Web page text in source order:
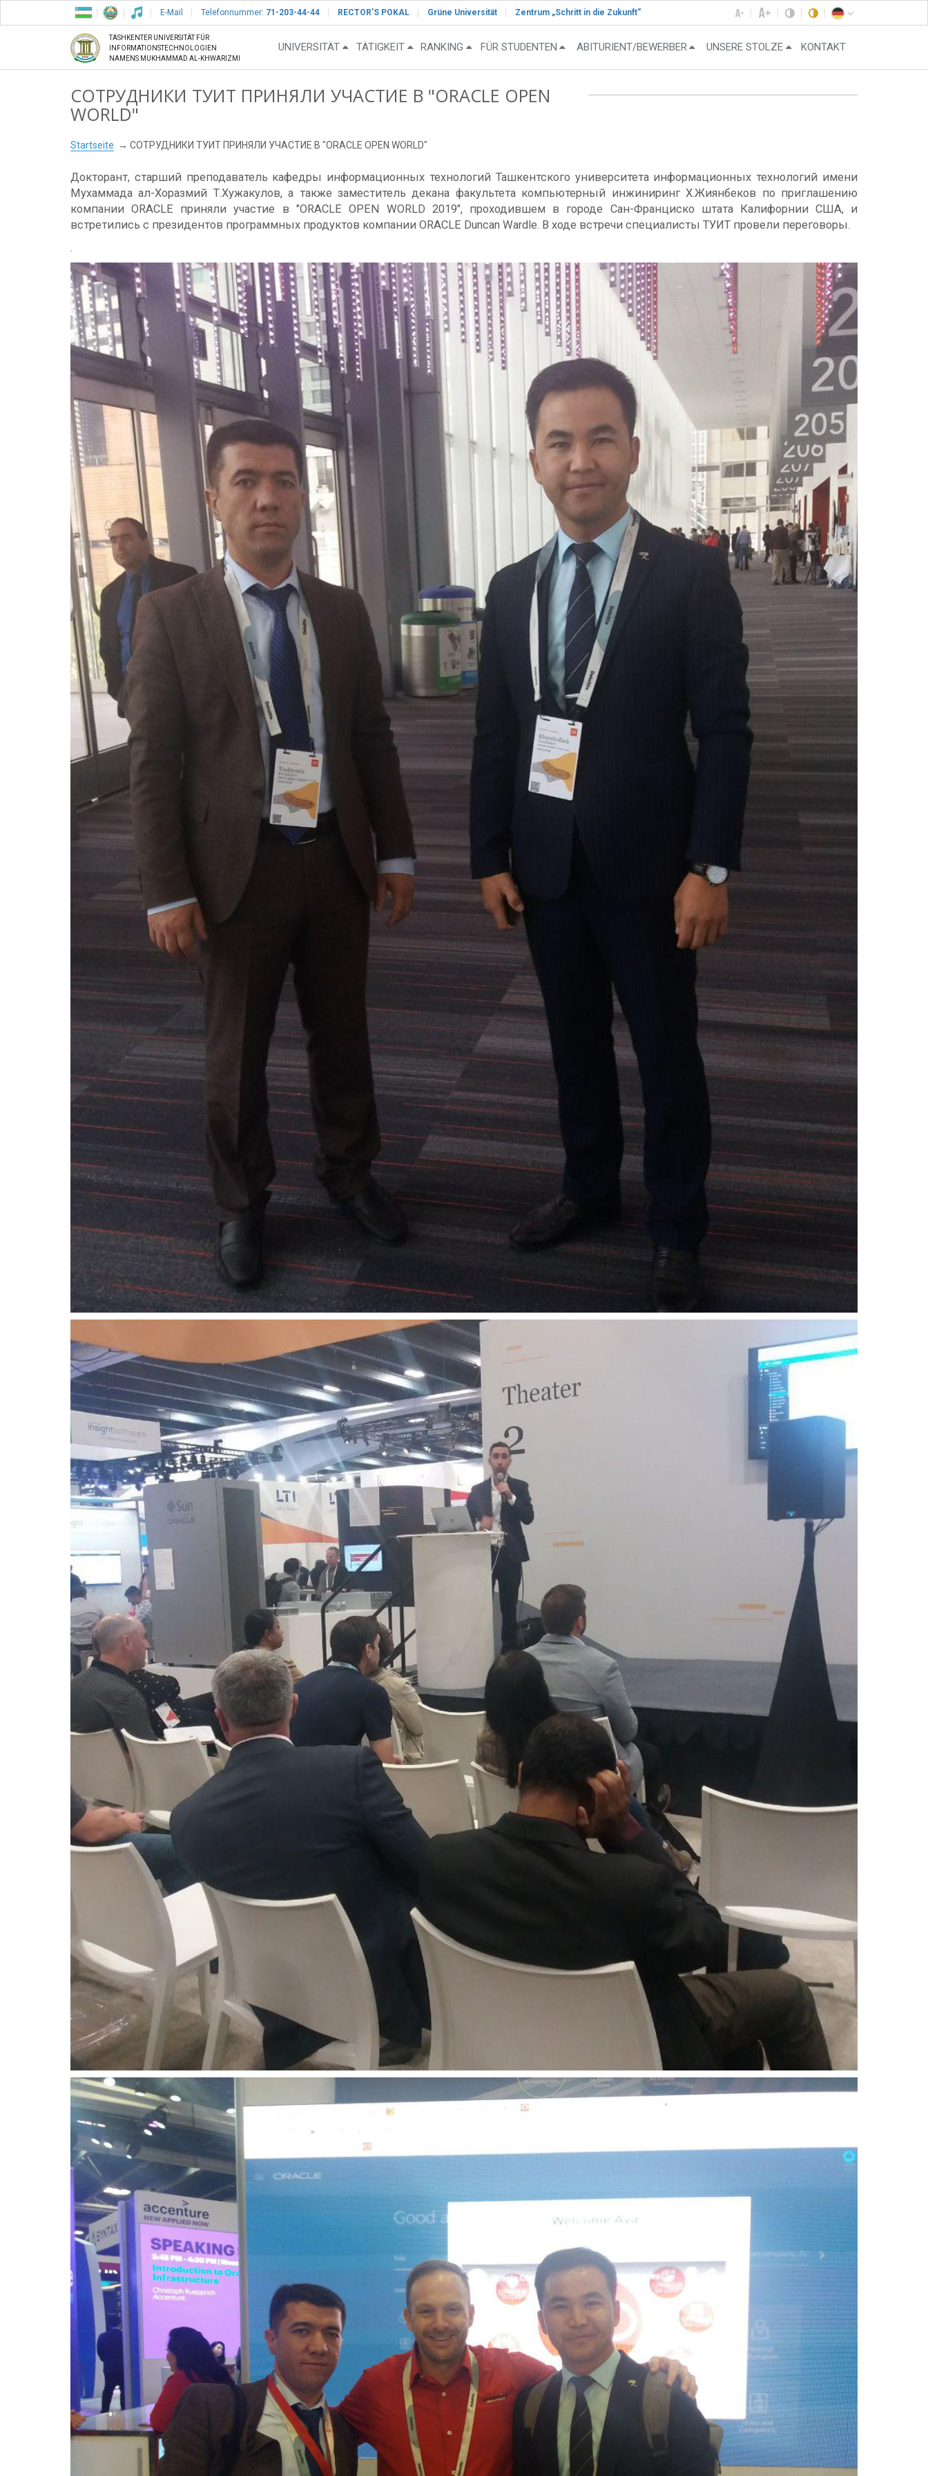
E-Mail Telefonnummer: 71-203-44-44 RECTOR’S POKAL Grüne Universität Zentrum „Schritt in die Zukunft“
TASHKENTER UNIVERSITÄT FÜR
INFORMATIONSTECHNOLOGIEN
NAMENS MUKHAMMAD AL-KHWARIZMI
UNIVERSITÄT TÄTIGKEIT RANKING FÜR STUDENTEN ABITURIENT/BEWERBER UNSERE STOLZE KONTAKT
СОТРУДНИКИ ТУИТ ПРИНЯЛИ УЧАСТИЕ В "ORACLE OPEN
WORLD"
Startseite СОТРУДНИКИ ТУИТ ПРИНЯЛИ УЧАСТИЕ В "ORACLE OPEN WORLD"
Докторант, старший преподаватель кафедры информационных технологий Ташкентского университета информационных технологий имени
Мухаммада ал-Хоразмий Т.Хужакулов, а также заместитель декана факультета компьютерный инжиниринг Х.Жиянбеков по приглашению
компании ORACLE приняли участие в "ORACLE OPEN WORLD 2019", проходившем в городе Сан-Франциско штата Калифорнии США, и
встретились с президентов программных продуктов компании ORACLE Duncan Wardle. В ходе встречи специалисты ТУИТ провели переговоры.
.